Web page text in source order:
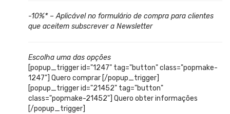
-10%* – Aplicável no formulário de compra para clientes
que aceitem subscrever a Newsletter
Escolha uma das opções
[popup_trigger id="1247" tag="button" class="popmake-
1247"] Quero comprar [/popup_trigger]
[popup_trigger id="21452" tag="button"
class="popmake-21452"] Quero obter informações
[/popup_trigger]